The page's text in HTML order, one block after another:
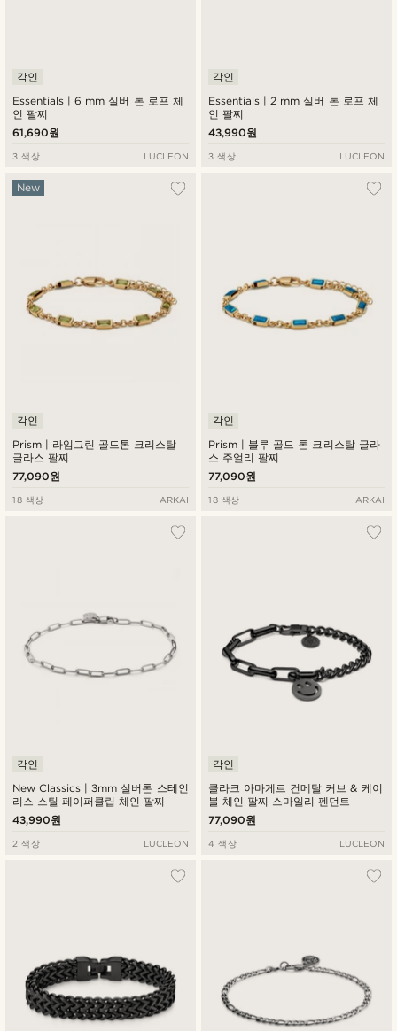
Essentials | 6 mm 실버 톤 로프 체
인 팔찌
각인
61,690원
3 색상 LUCLEON
Essentials | 2 mm 실버 톤 로프 체
인 팔찌
각인
43,990원
3 색상 LUCLEON
Prism | 라임그린 골드톤 크리스탈
글라스 팔찌
New
각인
77,090원
18 색상 ARKAI
Prism | 블루 골드 톤 크리스탈 글라
스 주얼리 팔찌
각인
77,090원
18 색상 ARKAI
New Classics | 3mm 실버톤 스테인
리스 스틸 페이퍼클립 체인 팔찌
각인
43,990원
2 색상 LUCLEON
클라크 아마게르 건메탈 커브 & 케이
블 체인 팔찌 스마일리 펜던트
각인
77,090원
4 색상 LUCLEON